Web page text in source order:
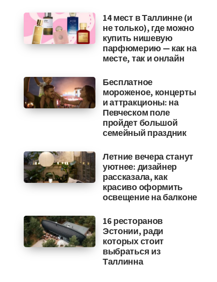
14 мест в Таллинне (и
не только), где можно
купить нишевую
парфюмерию — как на
месте, так и онлайн
Бесплатное
мороженое, концерты
и аттракционы: на
Певческом поле
пройдет большой
семейный праздник
Летние вечера станут
уютнее: дизайнер
рассказала, как
красиво оформить
освещение на балконе
16 ресторанов
Эстонии, ради
которых стоит
выбраться из
Таллинна